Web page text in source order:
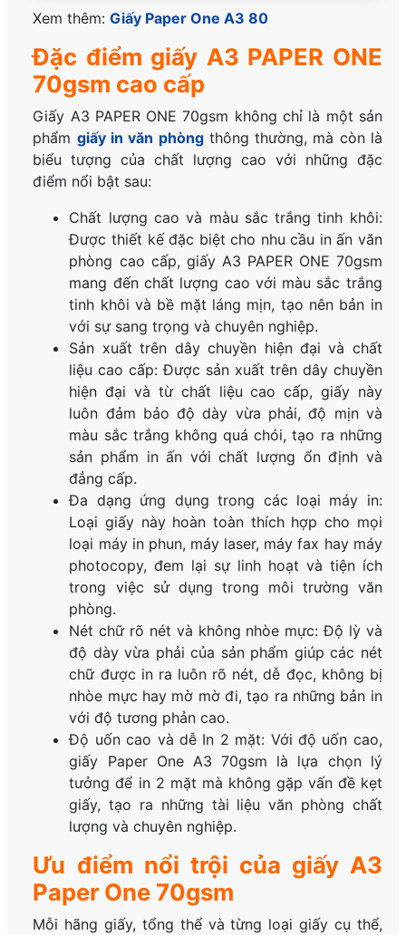
☑️ Ứng dụng: in văn bản, tài liệu, hợp
☑️ Trọng lượng: Khoảng 4kg /ream, 20kg /
Xem thêm:Giấy Paper One A3 80
Đặc điểm giấy A3 PAPER ONE
70gsm cao cấp
Giấy A3 PAPER ONE 70gsm không chỉ là một sản
phẩm giấy in văn phòngthông thường, mà còn là
biểu tượng của chất lượng cao với những đặc
điểm nổi bật sau:
Chất lượng cao và màu sắc trắng tinh khôi:
Được thiết kế đặc biệt cho nhu cầu in ấn văn
phòng cao cấp, giấy A3 PAPER ONE 70gsm
mang đến chất lượng cao với màu sắc trắng
tinh khôi và bề mặt láng mịn, tạo nên bản in
với sự sang trọng và chuyên nghiệp.
Sản xuất trên dây chuyền hiện đại và chất
liệu cao cấp: Được sản xuất trên dây chuyền
hiện đại và từ chất liệu cao cấp, giấy này
luôn đảm bảo độ dày vừa phải, độ mịn và
màu sắc trắng không quá chói, tạo ra những
sản phẩm in ấn với chất lượng ổn định và
đẳng cấp.
Đa dạng ứng dụng trong các loại máy in:
Loại giấy này hoàn toàn thích hợp cho mọi
loại máy in phun, máy laser, máy fax hay máy
photocopy, đem lại sự linh hoạt và tiện ích
trong việc sử dụng trong môi trường văn
phòng.
Nét chữ rõ nét và không nhòe mực: Độ lỳ và
độ dày vừa phải của sản phẩm giúp các nét
chữ được in ra luôn rõ nét, dễ đọc, không bị
nhòe mực hay mờ mờ đi, tạo ra những bản in
với độ tương phản cao.
Độ uốn cao và dễ In 2 mặt: Với độ uốn cao,
giấy Paper One A3 70gsm là lựa chọn lý
tưởng để in 2 mặt mà không gặp vấn đề kẹt
giấy, tạo ra những tài liệu văn phòng chất
lượng và chuyên nghiệp.
Ưu điểm nổi trội của giấy A3
Paper One 70gsm
Mỗi hãng giấy, tổng thể và từng loại giấy cụ thể,